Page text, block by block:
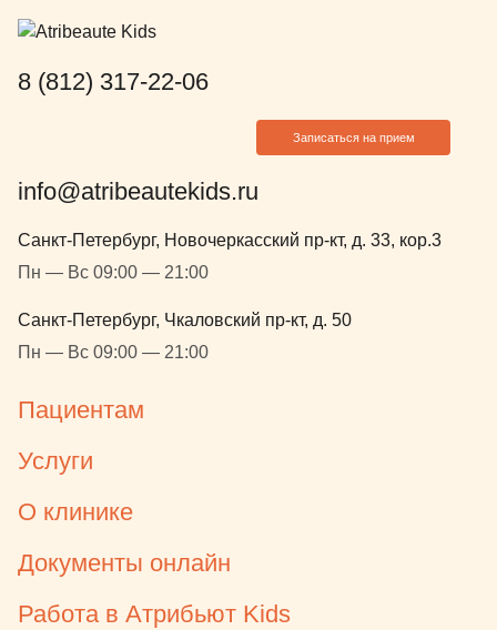
Анатольевну и нашего куратора
профессионализм. А ещё
благодарим всех причастных
медсестёр, потому что когда дочка
вошла в кабинет, то её встретила
целая команда поддержки. Мы с
мужем выдохнули, а она спокойно
заснула и после проснулась.
Восстановление тоже прошло
разумное соотношении цены и
качества. Как родители мы с
хочется наблюдаться и проходить
тех, кто мы посещали ранее.
8 (812) 317-22-06
Записаться на прием
info@atribeautekids.ru
Санкт-Петербург, Новочеркасский пр-кт, д. 33, кор.3
Пн — Вс 09:00 — 21:00
Санкт-Петербург, Чкаловский пр-кт, д. 50
Пн — Вс 09:00 — 21:00
Пациентам
Услуги
О клинике
Документы онлайн
Работа в Атрибьют Kids